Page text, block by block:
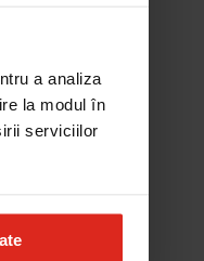
a analiza
la modul în
serviciilor